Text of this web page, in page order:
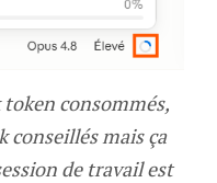
consommés,
conseillés mais ça
de travail est